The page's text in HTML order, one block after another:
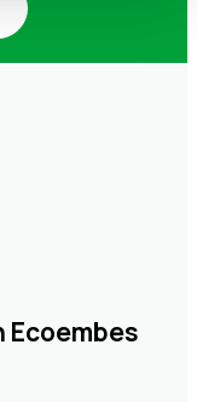
Ecoembes